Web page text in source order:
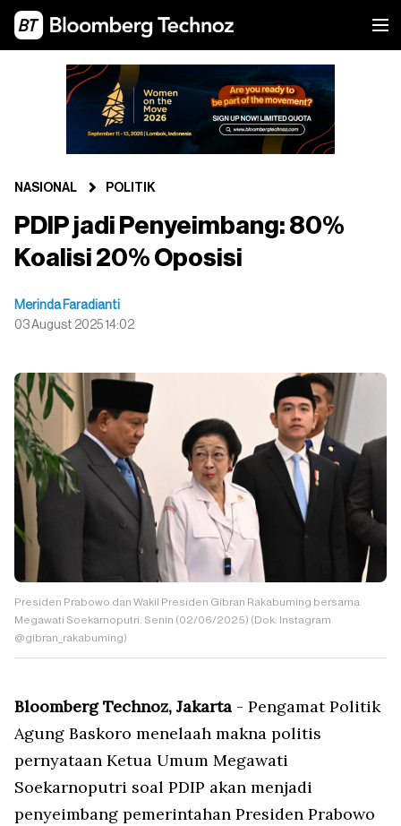
NASIONAL POLITIK
PDIP jadi Penyeimbang: 80%
Koalisi 20% Oposisi
Merinda Faradianti
03 August 2025 14:02
Presiden Prabowo dan Wakil Presiden Gibran Rakabuming bersama
Megawati Soekarnoputri. Senin (02/06/2025) (Dok. Instagram
@gibran_rakabuming)
Bloomberg Technoz, Jakarta - Pengamat Politik
Agung Baskoro menelaah makna politis
pernyataan Ketua Umum Megawati
Soekarnoputri soal PDIP akan menjadi
penyeimbang pemerintahan Presiden Prabowo